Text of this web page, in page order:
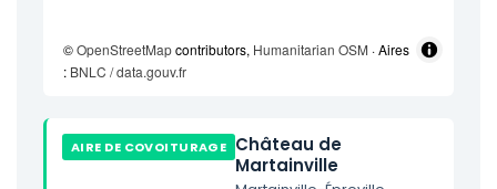
©OpenStreetMapcontributors, Humanitarian OSM · Aires
: BNLC / data.gouv.fr
AIRE DE COVOITURAGE Château de
Martainville